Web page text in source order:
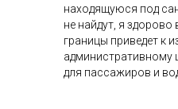
находящуюся под
не найдут, я здорово
границы приведет к
административному
для пассажиров и